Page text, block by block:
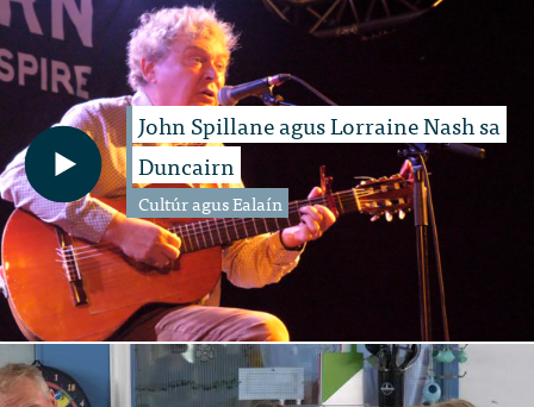
John Spillane agus Lorraine Nash sa
Duncairn
Cultúr agus Ealaín